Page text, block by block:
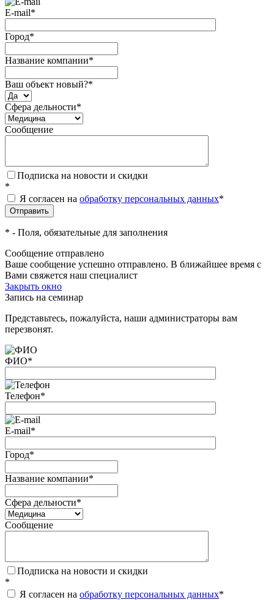
E-mail*
Город*
Название компании*
Ваш объект новый?*
Сфера дельности*
Сообщение
Подписка на новости и скидки
*
Я согласен на обработку персональных данных*
* - Поля, обязательные для заполнения
Сообщение отправлено
Ваше сообщение успешно отправлено. В ближайшее время с
Вами свяжется наш специалист
Закрыть окно
Запись на семинар
Представьтесь, пожалуйста, наши администраторы вам
перезвонят.
ФИО*
Телефон*
E-mail*
Город*
Название компании*
Сфера дельности*
Сообщение
Подписка на новости и скидки
*
Я согласен на обработку персональных данных*